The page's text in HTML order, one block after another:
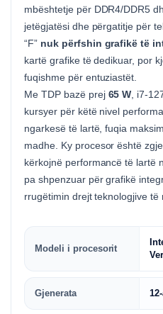
mbështetje për DDR4/DDR5
jetëgjatësi dhe përgatitje për
“F” nuk përfshin grafikë të
kartë grafike të dedikuar, por
fuqishme për entuziastët.
Me TDP bazë prej 65 W , i7-
kursyer për këtë nivel
ngarkesë të lartë, fuqia
madhe. Ky procesor është
kërkojnë performancë të lartë
pa shpenzuar për grafikë
rrugëtimin drejt teknologjive të
Modeli i procesorit
Gjenerata